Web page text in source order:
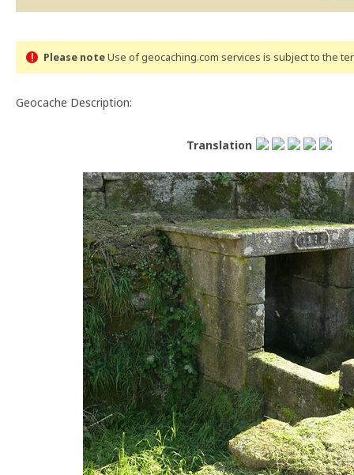
Please noteUse of geocaching.com services is subject to the
Geocache Description:
Translation